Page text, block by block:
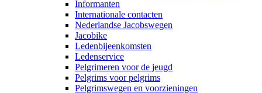
Informanten
Internationale contacten
Nederlandse Jacobswegen
Jacobike
Ledenbijeenkomsten
Ledenservice
Pelgrimeren voor de jeugd
Pelgrims voor pelgrims
Pelgrimswegen en voorzieningen